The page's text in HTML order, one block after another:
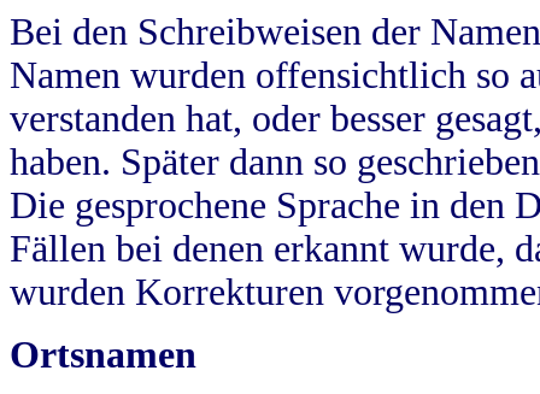
Bei den Schreibweisen der
Namen wurden offensichtlich so
verstanden hat, oder besser
haben. Später dann so
Die gesprochene Sprache in
Fällen bei denen erkannt wurde,
wurden Korrekturen
Ortsnamen